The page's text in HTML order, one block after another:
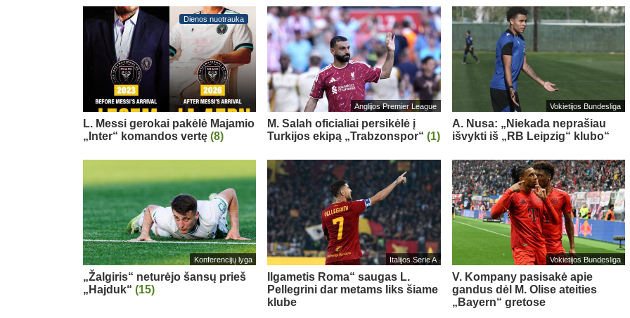
Dienos nuotrauka
L. Messi gerokai pakėlė Majamio
„Inter“ komandos vertę (8)
Anglijos Premier League
M. Salah oficialiai persikėlė į
Turkijos ekipą „Trabzonspor“(1)
Vokietijos Bundesliga
A. Nusa: „Niekada neprašiau
išvykti iš „RB Leipzig“ klubo“
Konferencijų lyga
„Žalgiris“ neturėjo šansų prieš
„Hajduk“ (15)
Italijos Serie A
Ilgametis Roma“ saugas L.
Pellegrini dar metams liks šiame
klube
Vokietijos Bundesliga
V. Kompany pasisakė apie
gandus dėl M. Olise ateities
„Bayern“ gretose